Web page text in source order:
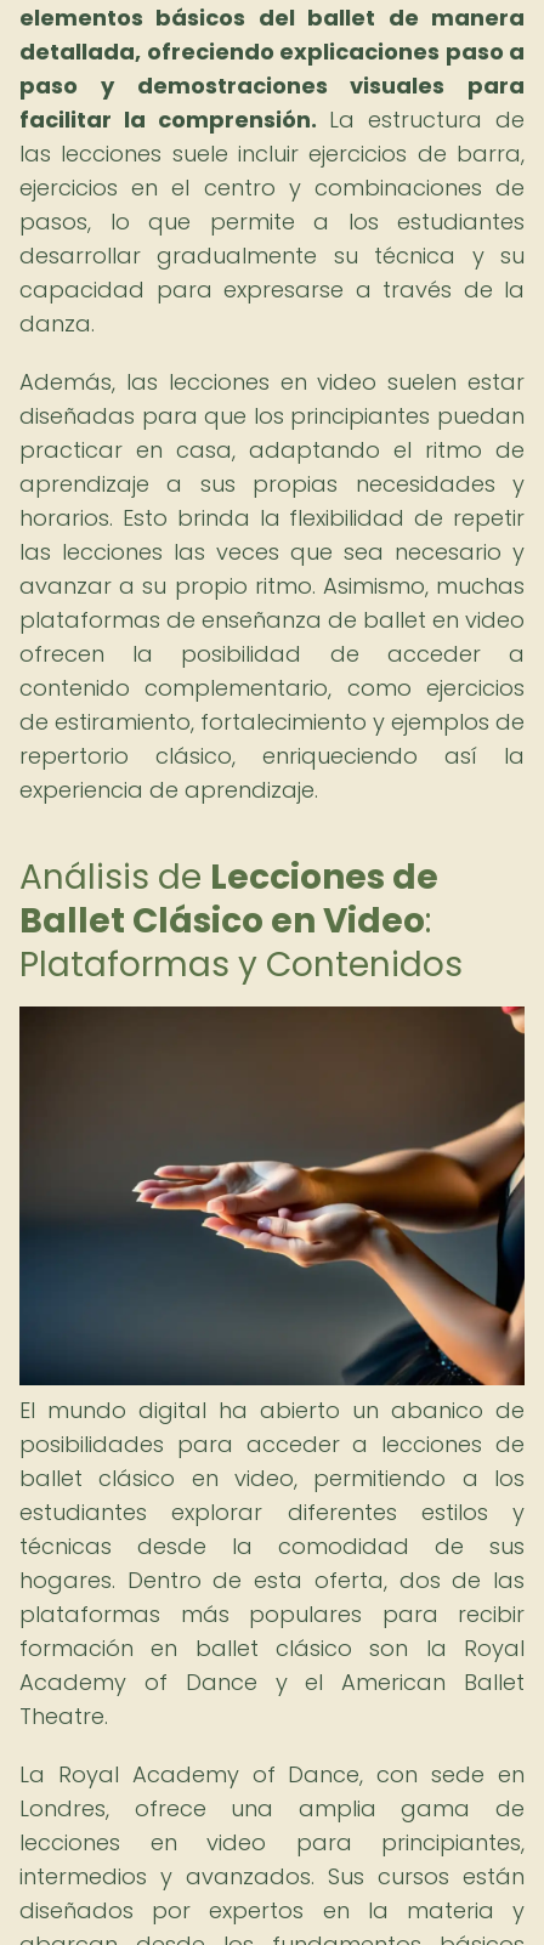
elementos básicos del ballet de manera
detallada, ofreciendo explicaciones paso a
paso y demostraciones visuales para
facilitar la comprensión. La estructura de
las lecciones suele incluir ejercicios de barra,
ejercicios en el centro y combinaciones de
pasos, lo que permite a los estudiantes
desarrollar gradualmente su técnica y su
capacidad para expresarse a través de la
danza.
Además, las lecciones en video suelen estar
diseñadas para que los principiantes puedan
practicar en casa, adaptando el ritmo de
aprendizaje a sus propias necesidades y
horarios. Esto brinda la flexibilidad de repetir
las lecciones las veces que sea necesario y
avanzar a su propio ritmo. Asimismo, muchas
plataformas de enseñanza de ballet en video
ofrecen la posibilidad de acceder a
contenido complementario, como ejercicios
de estiramiento, fortalecimiento y ejemplos de
repertorio clásico, enriqueciendo así la
experiencia de aprendizaje.
Análisis de Lecciones de
Ballet Clásico en Video:
Plataformas y Contenidos
El mundo digital ha abierto un abanico de
posibilidades para acceder a lecciones de
ballet clásico en video, permitiendo a los
estudiantes explorar diferentes estilos y
técnicas desde la comodidad de sus
hogares. Dentro de esta oferta, dos de las
plataformas más populares para recibir
formación en ballet clásico son la Royal
Academy of Dance y el American Ballet
Theatre.
La Royal Academy of Dance, con sede en
Londres, ofrece una amplia gama de
lecciones en video para principiantes,
intermedios y avanzados. Sus cursos están
diseñados por expertos en la materia y